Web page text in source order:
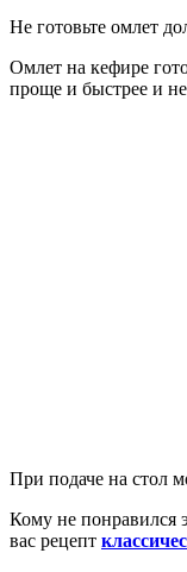
Не готовьте омлет
Омлет на кефире
проще и быстрее и
При подаче на стол
Кому не понравился
вас рецепт